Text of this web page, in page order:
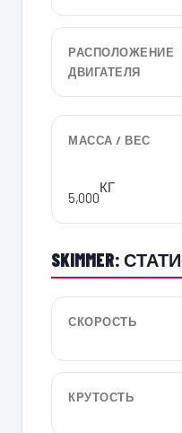
РАСПОЛОЖЕНИЕ
ДВИГАТЕЛЯ
МАССА / ВЕС
5,000
КГ
SKIMMER:
СКОРОСТЬ
КРУТОСТЬ